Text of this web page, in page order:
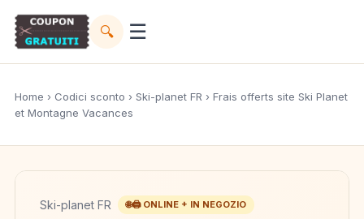
🔍 ☰
Home › Codici sconto › Ski-planet FR › Frais offerts site Ski Planet
et Montagne Vacances
Ski-planet FR 🌐🖨️ ONLINE + IN NEGOZIO